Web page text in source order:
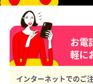
お電
軽に
インターネットでのご